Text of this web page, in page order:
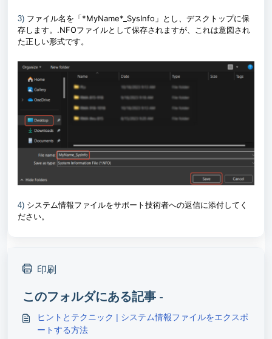
3) ファイル名を「*MyName*_SysInfo」とし、デスクトップに保
存します。.NFOファイルとして保存されますが、これは意図され
た正しい形式です。
4) システム情報ファイルをサポート技術者への返信に添付してく
ださい。
印刷
このフォルダにある記事 -
ヒントとテクニック | システム情報ファイルをエクスポ
ートする方法